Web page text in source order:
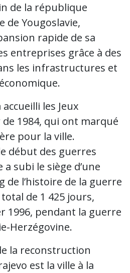
de la république
de Yougoslavie,
rapide de sa
entreprises grâce à des
les infrastructures et
accueilli les Jeux
de 1984, qui ont marqué
pour la ville.
début des guerres
subi le siège d’une
de l’histoire de la guerre
de 1 425 jours,
1996, pendant la guerre
Herzégovine.
la reconstruction
est la ville à la